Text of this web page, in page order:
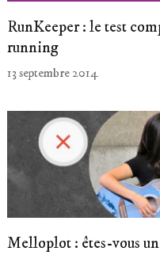
RunKeeper : le test
running
13 septembre 2014
Melloplot : êtes-vous